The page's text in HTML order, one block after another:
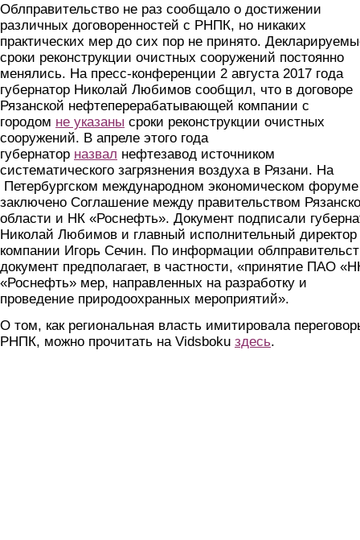
Облправительство не раз сообщало о достижении
различных договоренностей с РНПК, но никаких
практических мер до сих пор не принято.
сроки реконструкции очистных сооружений постоянно
менялись. На пресс-конференции 2 августа 2017 года
губернатор Николай Любимов сообщил, что в договоре
Рязанской нефтеперерабатывающей компании с
городом не указаны сроки реконструкции очистных
сооружений. В апреле этого года
губернатор назвал нефтезавод источником
систематического загрязнения воздуха в Рязани. На
Петербургском международном экономическом форуме
заключено Соглашение между правительством
области и НК «Роснефть». Документ подписали
Николай Любимов и главный исполнительный директор
компании Игорь Сечин. По информации
документ предполагает, в частности, «принятие ПАО
«Роснефть» мер, направленных на разработку и
проведение природоохранных мероприятий».
О том, как региональная власть имитировала
РНПК, можно прочитать на Vidsboku здесь.